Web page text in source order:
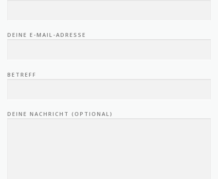
DEINE E-MAIL-ADRESSE
BETREFF
DEINE NACHRICHT (OPTIONAL)